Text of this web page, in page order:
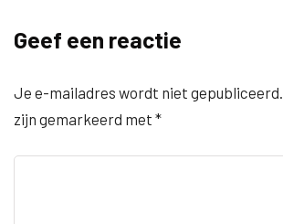
Geef een reactie
Je e-mailadres wordt niet gepubliceerd.
zijn gemarkeerd met *